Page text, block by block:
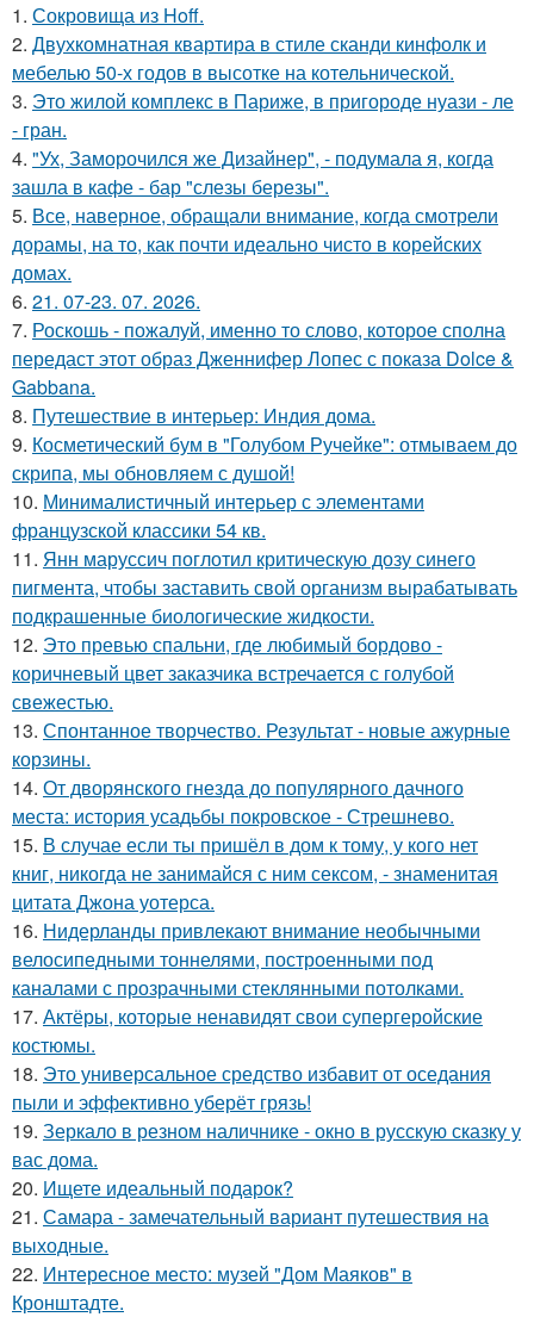
1. Сокровища из Hoff.
2. Двухкомнатная квартира в стиле сканди кинфолк и
мебелью 50-х годов в высотке на котельнической.
3. Это жилой комплекс в Париже, в пригороде нуази - ле
- гран.
4. "Ух, Заморочился же Дизайнер", - подумала я, когда
зашла в кафе - бар "слезы березы".
5. Все, наверное, обращали внимание, когда смотрели
дорамы, на то, как почти идеально чисто в корейских
домах.
6. 21. 07-23. 07. 2026.
7. Роскошь - пожалуй, именно то слово, которое сполна
передаст этот образ Дженнифер Лопес с показа Dolce &
Gabbana.
8. Путешествие в интерьер: Индия дома.
9. Косметический бум в "Голубом Ручейке": отмываем до
скрипа, мы обновляем с душой!
10. Минималистичный интерьер с элементами
французской классики 54 кв.
11. Янн маруссич поглотил критическую дозу синего
пигмента, чтобы заставить свой организм вырабатывать
подкрашенные биологические жидкости.
12. Это превью спальни, где любимый бордово -
коричневый цвет заказчика встречается с голубой
свежестью.
13. Спонтанное творчество. Результат - новые ажурные
корзины.
14. От дворянского гнезда до популярного дачного
места: история усадьбы покровское - Стрешнево.
15. В случае если ты пришёл в дом к тому, у кого нет
книг, никогда не занимайся с ним сексом, - знаменитая
цитата Джона уотерса.
16. Нидерланды привлекают внимание необычными
велосипедными тоннелями, построенными под
каналами с прозрачными стеклянными потолками.
17. Актёры, которые ненавидят свои супергеройские
костюмы.
18. Это универсальное средство избавит от оседания
пыли и эффективно уберёт грязь!
19. Зеркало в резном наличнике - окно в русскую сказку у
вас дома.
20. Ищете идеальный подарок?
21. Самара - замечательный вариант путешествия на
выходные.
22. Интересное место: музей "Дом Маяков" в
Кронштадте.